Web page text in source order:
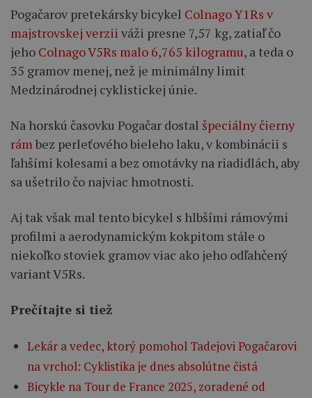
Pogačarov pretekársky bicykel Colnago Y1Rs v
majstrovskej verzii váži presne 7,57 kg, zatiaľ čo
jeho Colnago V5Rs malo 6,765 kilogramu, a teda o
35 gramov menej, než je minimálny limit
Medzinárodnej cyklistickej únie.
Na horskú časovku Pogačar dostal špeciálny čierny
rámbez perleťového bieleho laku, v kombinácii s
ľahšími kolesami a bez omotávky na riadidlách, aby
sa ušetrilo čo najviac hmotnosti.
Aj tak však mal tento bicykel s hlbšími rámovými
profilmi a aerodynamickým kokpitom stále o
niekoľko stoviek gramov viac ako jeho odľahčený
variant V5Rs.
Prečítajte si tiež
Lekár a vedec, ktorý pomohol Tadejovi Pogačarovi
na vrchol: Cyklistika je dnes absolútne čistá
Bicykle na Tour de France 2025, zoradené od